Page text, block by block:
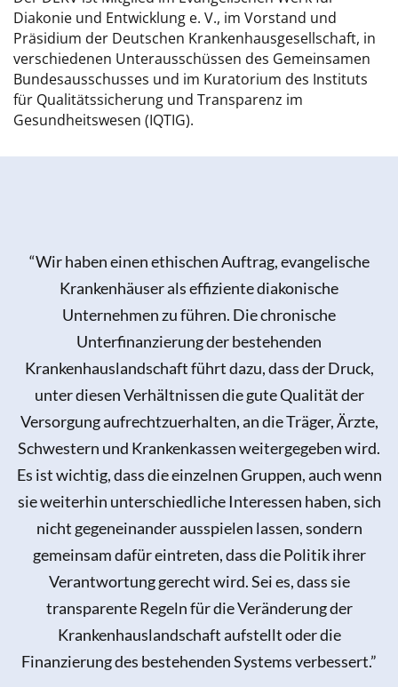
Diakonie und Entwicklung e. V., im Vorstand und
Präsidium der Deutschen Krankenhausgesellschaft, in
verschiedenen Unterausschüssen des Gemeinsamen
Bundesausschusses und im Kuratorium des Instituts
für Qualitätssicherung und Transparenz im
Gesundheitswesen (IQTIG).
“Wir haben einen ethischen Auftrag, evangelische
Krankenhäuser als effiziente diakonische
Unternehmen zu führen. Die chronische
Unterfinanzierung der bestehenden
Krankenhauslandschaft führt dazu, dass der Druck,
unter diesen Verhältnissen die gute Qualität der
Versorgung aufrechtzuerhalten, an die Träger, Ärzte,
Schwestern und Krankenkassen weitergegeben wird.
Es ist wichtig, dass die einzelnen Gruppen, auch wenn
sie weiterhin unterschiedliche Interessen haben, sich
nicht gegeneinander ausspielen lassen, sondern
gemeinsam dafür eintreten, dass die Politik ihrer
Verantwortung gerecht wird. Sei es, dass sie
transparente Regeln für die Veränderung der
Krankenhauslandschaft aufstellt oder die
Finanzierung des bestehenden Systems verbessert.”